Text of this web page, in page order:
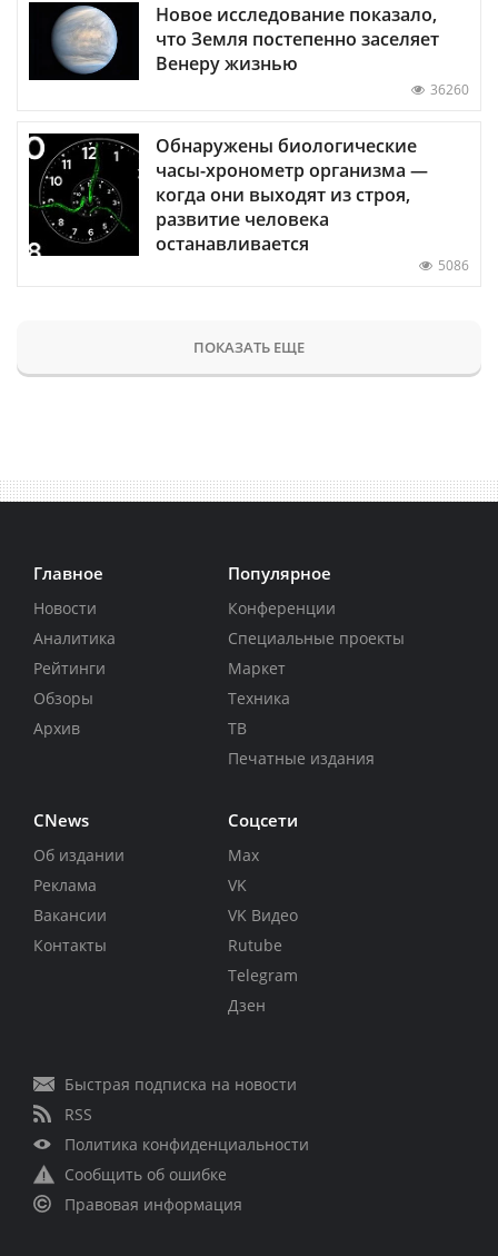
Новое исследование показало,
что Земля постепенно заселяет
Венеру жизнью
36260
Обнаружены биологические
часы-хронометр организма —
когда они выходят из строя,
развитие человека
останавливается
5086
ПОКАЗАТЬ ЕЩЕ
Главное
Новости
Аналитика
Рейтинги
Обзоры
Архив
Популярное
Конференции
Специальные проекты
Маркет
Техника
ТВ
Печатные издания
CNews
Об издании
Реклама
Вакансии
Контакты
Соцсети
Max
VK
VK Видео
Rutube
Telegram
Дзен
Быстрая подписка на новости
RSS
Политика конфиденциальности
Сообщить об ошибке
Правовая информация